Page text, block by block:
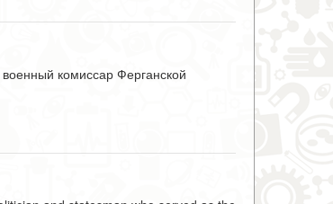
комиссар Ферганской